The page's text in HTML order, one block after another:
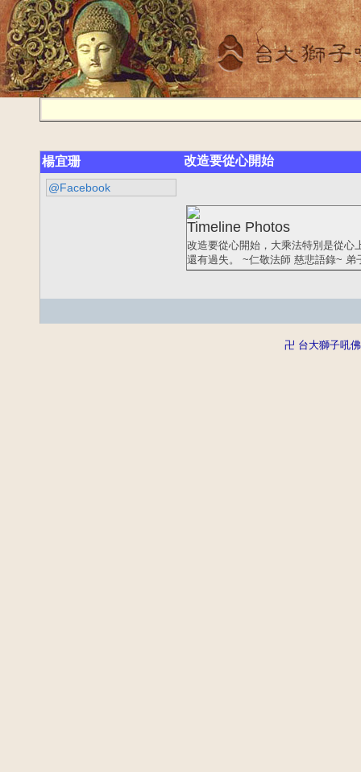
楊宜珊 改造要從心開始
@Facebook
Timeline Photos
改造要從心開始，大乘法特別是從心
還有過失。 ~仁敬法師 慈悲語錄~ 弟
卍 台大獅子吼